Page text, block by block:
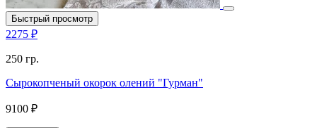
Быстрый просмотр
2275 ₽
250 гр.
Сырокопченый окорок олений "Гурман"
9100 ₽